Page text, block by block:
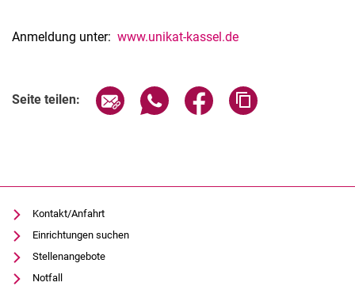
Anmeldung unter: www.unikat-kassel.de
Seite teilen: Seite über E-Mail teilen
Seite über WhatsApp teilen
Seite über Facebook
Kontakt/Anfahrt
Einrichtungen suchen
Stellenangebote
Notfall